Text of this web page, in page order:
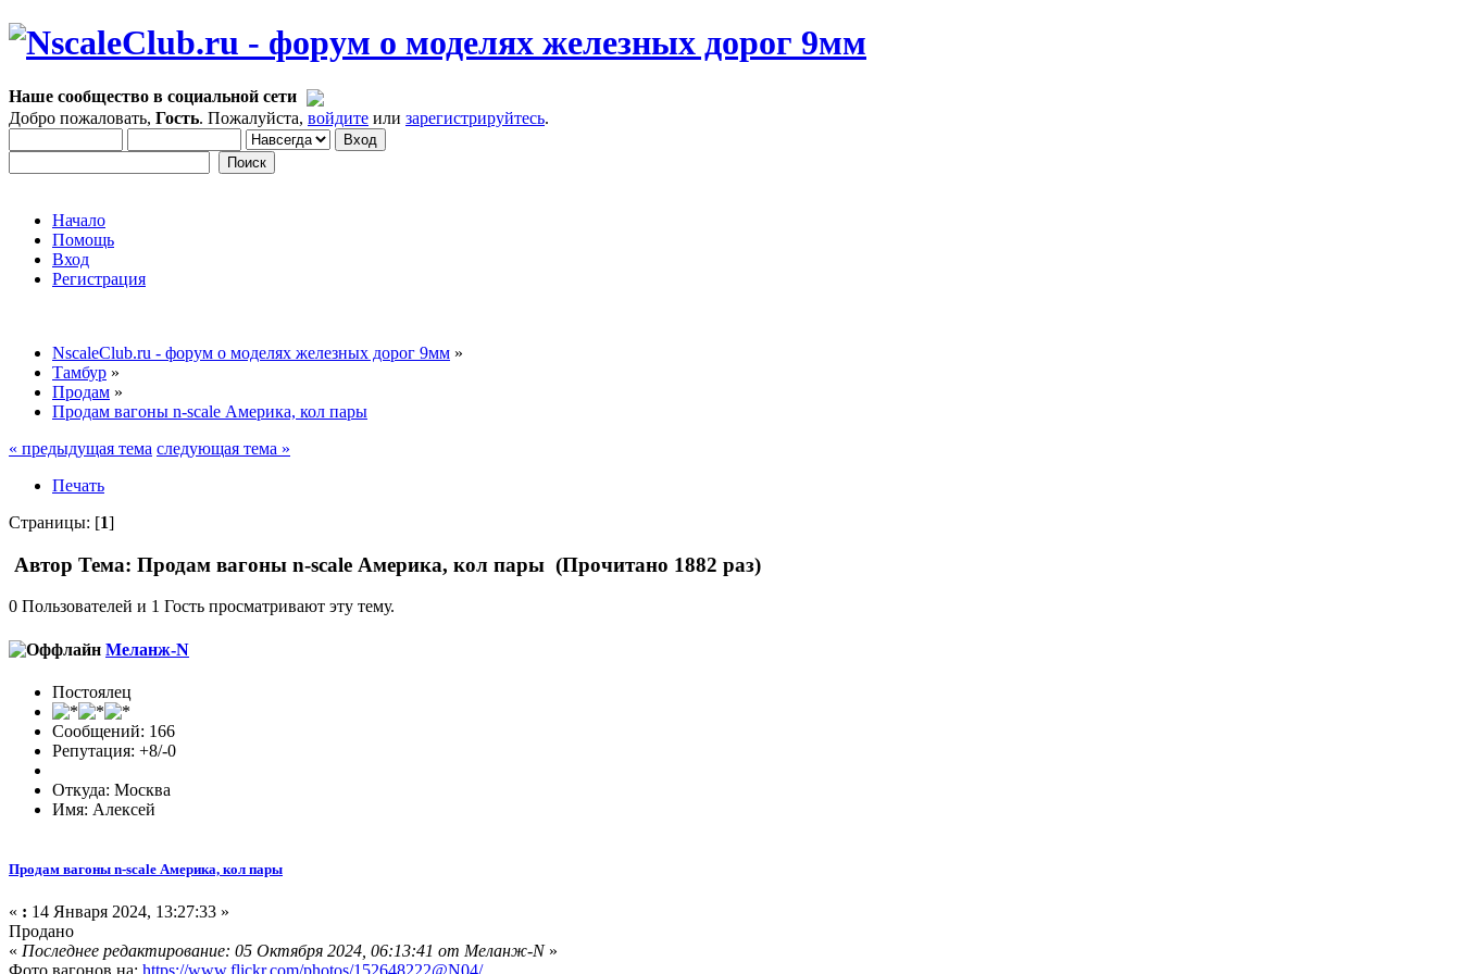
Наше сообщество в социальной сети
Добро пожаловать, Гость. Пожалуйста, войдите или зарегистрируйтесь.
Начало
Помощь
Вход
Регистрация
NscaleClub.ru - форум о моделях железных дорог 9мм »
Тамбур »
Продам »
Продам вагоны n-scale Америка, кол пары
« предыдущая тема следующая тема »
Печать
Страницы: [1]
Автор Тема: Продам вагоны n-scale Америка, кол пары (Прочитано 1882 раз)
0 Пользователей и 1 Гость просматривают эту тему.
Меланж-N
Постоялец
Сообщений: 166
Репутация: +8/-0
Откуда: Москва
Имя: Алексей
Продам вагоны n-scale Америка, кол пары
« : 14 Января 2024, 13:27:33 »
Продано
« Последнее редактирование: 05 Октября 2024, 06:13:41 от Меланж-N»